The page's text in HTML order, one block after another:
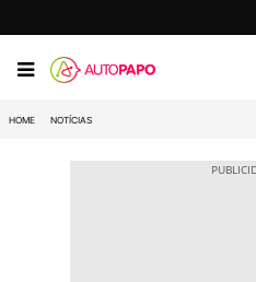
HOME NOTÍCIAS